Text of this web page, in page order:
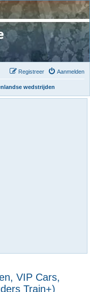
Aanmelden
Registreer
wedstrijden
VIP Cars,
Train+)